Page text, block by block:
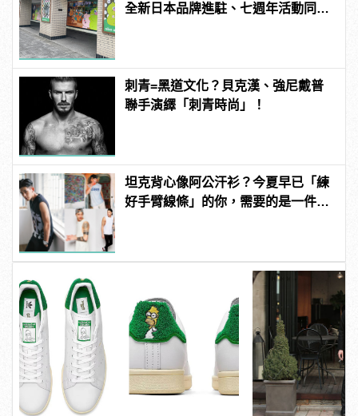
全新日本品牌進駐、七週年活動同步
刺青=黑道文化？貝克漢、強尼戴普
聯手演繹「刺青時尚」！
坦克背心像阿公汗衫？今夏早已「練
好手臂線條」的你，需要的是一件